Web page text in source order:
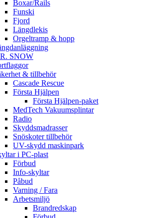
Boxar/Rails
Funski
Fjord
Längdlekis
Orgeltramp & hopp
SNOW
& tillbehör
Cascade Rescue
Första Hjälpen
Första Hjälpen-paket
MedTech Vakuumsplintar
Radio
Skyddsmadrasser
Snöskoter tillbehör
UV-skydd maskinpark
i PC-plast
Förbud
Info-skyltar
Påbud
Varning / Fara
Arbetsmiljö
Brandredskap